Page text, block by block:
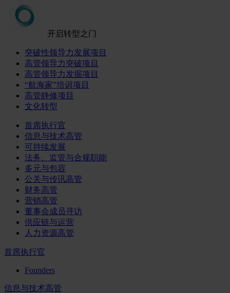
开启转型之门
突破性领导力发展项目
高管领导力突破项目
高管领导力发掘项目
“航海家”培训项目
高管静修项目
文化转型
首席执行官
信息与技术高管
可持续发展
法务、监管与合规职能
多元与包容
公关与传讯高管
财务高管
营销高管
董事会成员寻访
供应链与运营
人力资源高管
首席执行官
Founders
信息与技术高管